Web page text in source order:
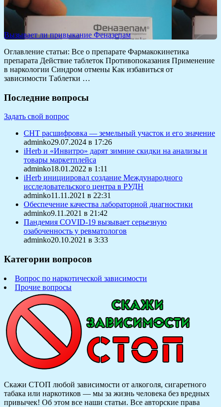
Вызывает ли привыкание Феназепам
Оглавление статьи: Все о препарате Фармакокинетика
препарата Действие таблеток Противопоказания Применение
в наркологии Синдром отмены Как избавиться от
зависимости Таблетки …
Последние вопросы
Задать свой вопрос
СНТ расшифровка — земельный участок и его значение
adminko29.07.2024 в 17:26
iHerb и «Инвитро» дарят зимние скидки на анализы и
товары маркетплейса
adminko18.01.2022 в 1:11
iHerb инициировал создание Международного
исследовательского центра в РУДН
adminko11.11.2021 в 22:31
Обеспечение качества лабораторной диагностики
adminko9.11.2021 в 21:42
Пандемия COVID-19 вызывает серьезную
озабоченность у ревматологов
adminko20.10.2021 в 3:33
Категории вопросов
Вопрос по наркотической зависимости
Прочие вопросы
Скажи СТОП любой зависимости от алкоголя, сигаретного
табака или наркотиков — мы за жизнь человека без вредных
привычек! Об этом все наши статьи. Все авторские права